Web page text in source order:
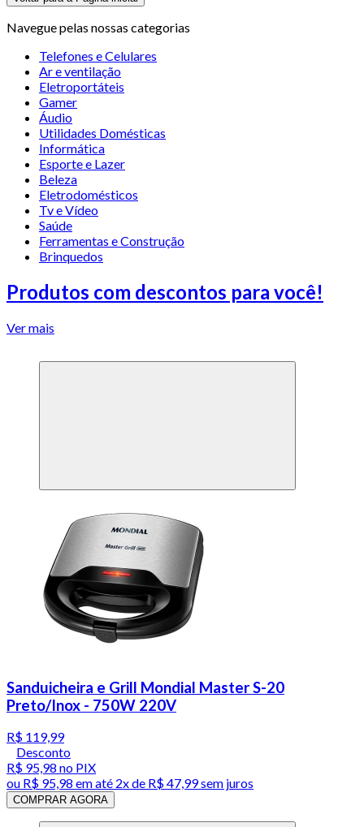
Navegue pelas nossas categorias
Telefones e Celulares
Ar e ventilação
Eletroportáteis
Gamer
Áudio
Utilidades Domésticas
Informática
Esporte e Lazer
Beleza
Eletrodomésticos
Tv e Vídeo
Saúde
Ferramentas e Construção
Brinquedos
Produtos com descontos para você!
Ver mais
Sanduicheira e Grill Mondial Master S-20
Preto/Inox - 750W 220V
R$ 119,99
Desconto
R$ 95,98 no PIX
ou R$ 95,98 em até 2x de R$ 47,99 sem juros
COMPRAR AGORA